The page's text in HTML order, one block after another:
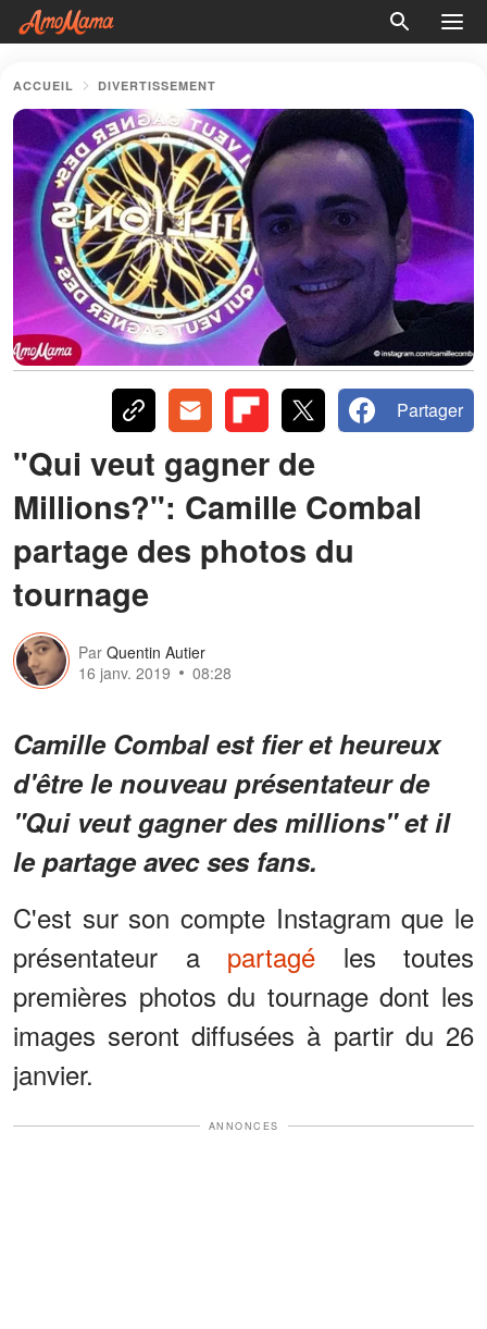
ACCUEIL DIVERTISSEMENT
Partager
"Qui veut gagner de
Millions?": Camille Combal
partage des photos du
tournage
Par Quentin Autier
16 janv. 2019
08:28
Camille Combal est fier et heureux
d'être le nouveau présentateur de
"Qui veut gagner des millions" et il
le partage avec ses fans.
C'est sur son compte Instagram que le
présentateur a partagé les toutes
premières photos du tournage dont les
images seront diffusées à partir du 26
janvier.
ANNONCES